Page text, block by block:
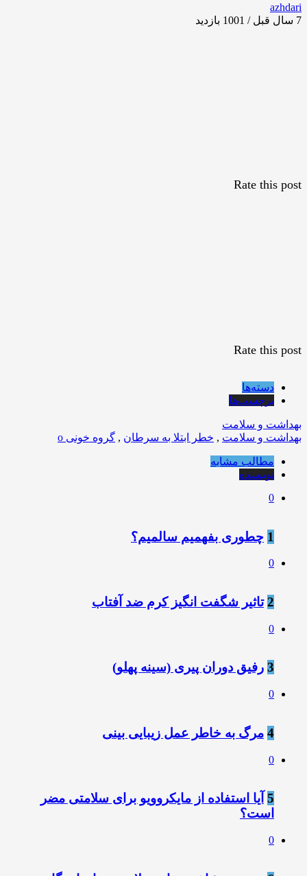
azhdari
7 سال قبل / 1001
بازدید
Rate this post
Rate this post
دسته‌ها
برچسب‌ها
بهداشت و سلامت
بهداشت و سلامت , خطر ابتلا به سرطان , گروه خونی o
مطالب مشابه
نویسنده
0
1 چطوری بفهمیم سالمیم؟
0
2 تاثیر شگفت انگیز کرم ضد آفتاب
0
3 رفیق دوران پیری (سینه پهلو)
0
4 مرگ به خاطر عمل زیبایی بینی
0
5 آیا استفاده از مایکروویو برای سلامتی مضر
است؟
0